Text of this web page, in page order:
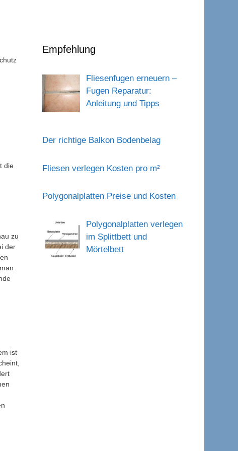
die
zu
der
ist
Empfehlung
Fliesenfugen erneuern –
Fugen Reparatur:
Anleitung und Tipps
Der richtige Balkon Bodenbelag
Fliesen verlegen Kosten pro m²
Polygonalplatten Preise und Kosten
Polygonalplatten verlegen
im Splittbett und
Mörtelbett